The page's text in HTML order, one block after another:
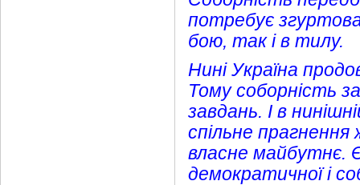
потребує
бою, так і в тилу.
Нині Україна
Тому соборність
завдань. І в
спільне прагнення
власне майбутнє.
демократичної і